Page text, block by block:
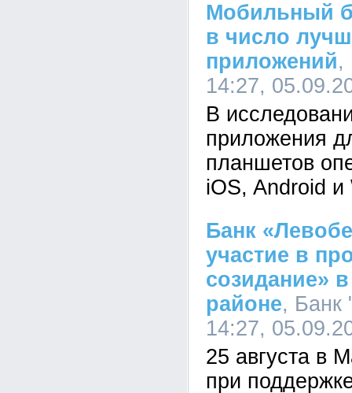
Мобильный
в число
приложений,
14:27,
В
приложения
планшетов
iOS, Android
Банк
участие в
созидание»
районе, Банк
14:27,
25 августа в
при